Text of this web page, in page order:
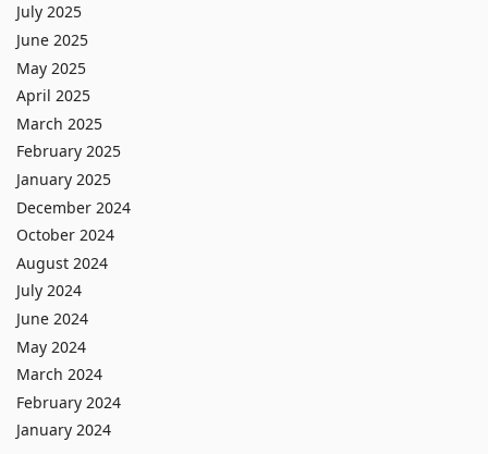
July 2025
June 2025
May 2025
April 2025
March 2025
February 2025
January 2025
December 2024
October 2024
August 2024
July 2024
June 2024
May 2024
March 2024
February 2024
January 2024